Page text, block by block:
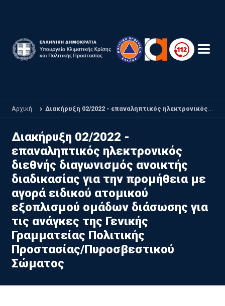
Αρχική Διακήρυξη 02/2022 - επαναληπτικός ηλεκτρονικός διεθνής διαγωνισμός ανοικτής διαδικασίας για την προμήθεια με αγορά ειδικού ατομικού εξοπλισμού ομάδων διάσωσης για τις ανάγκες της Γενικής Γραμματείας Πολιτικής Προστασίας/Πυροσβεστικού Σώματος
Διακήρυξη 02/2022 -
επαναληπτικός ηλεκτρονικός
διεθνής διαγωνισμός ανοικτής
διαδικασίας για την προμήθεια με
αγορά ειδικού ατομικού
εξοπλισμού ομάδων διάσωσης για
τις ανάγκες της Γενικής
Γραμματείας Πολιτικής
Προστασίας/Πυροσβεστικού
Σώματος